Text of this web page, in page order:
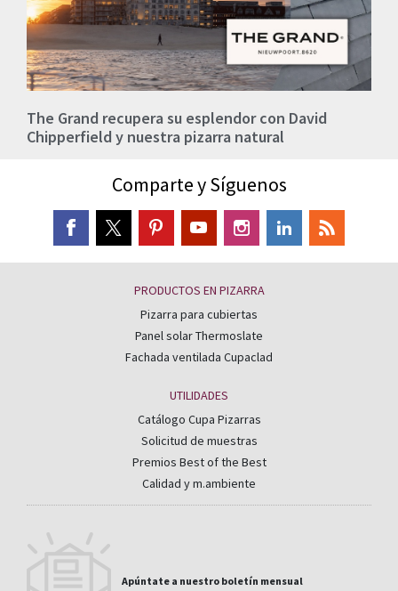
The Grand recupera su esplendor con David
Chipperfield y nuestra pizarra natural
Comparte y Síguenos
PRODUCTOS EN PIZARRA
Pizarra para cubiertas
Panel solar Thermoslate
Fachada ventilada Cupaclad
UTILIDADES
Catálogo Cupa Pizarras
Solicitud de muestras
Premios Best of the Best
Calidad y m.ambiente
Apúntate a nuestro boletín mensual